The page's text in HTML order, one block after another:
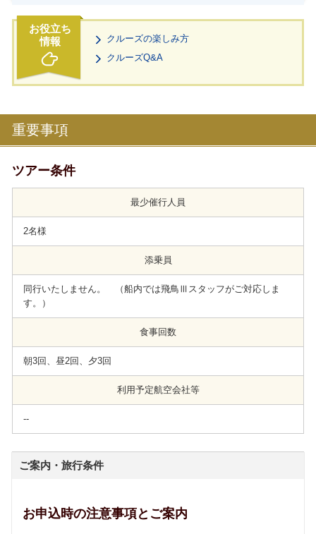
クルーズの楽しみ方
クルーズQ&A
重要事項
ツアー条件
最少催行人員
2名様
添乗員
同行いたしません。 （船内では飛鳥Ⅲスタッフがご対応しま
す。）
食事回数
朝3回、昼2回、夕3回
利用予定航空会社等
--
ご案内・旅行条件
お申込時の注意事項とご案内